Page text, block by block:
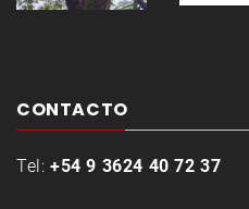
CONTACTO
Tel: +54 9 3624 40 72 37